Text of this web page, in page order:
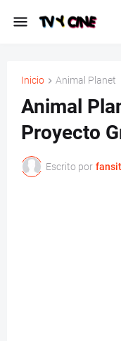
Inicio Animal Planet
Animal
Proyecto
Escrito por